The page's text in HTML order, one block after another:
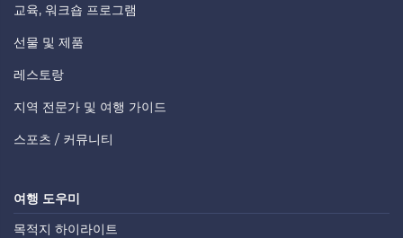
교육, 워크숍 프로그램
선물 및 제품
레스토랑
지역 전문가 및 여행 가이드
스포츠 / 커뮤니티
여행 도우미
목적지 하이라이트